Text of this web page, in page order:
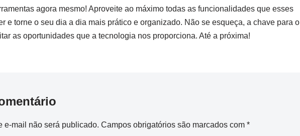
agora ⁣mesmo!⁢ Aproveite ao máximo ⁢todas as funcionalidades que esses
e torne o​ seu dia a dia mais prático e organizado. Não⁢ se esqueça, ​a chave para o
as ⁤oportunidades que a tecnologia nos proporciona. Até a próxima!
e-mail não será publicado. Campos obrigatórios são marcados com *